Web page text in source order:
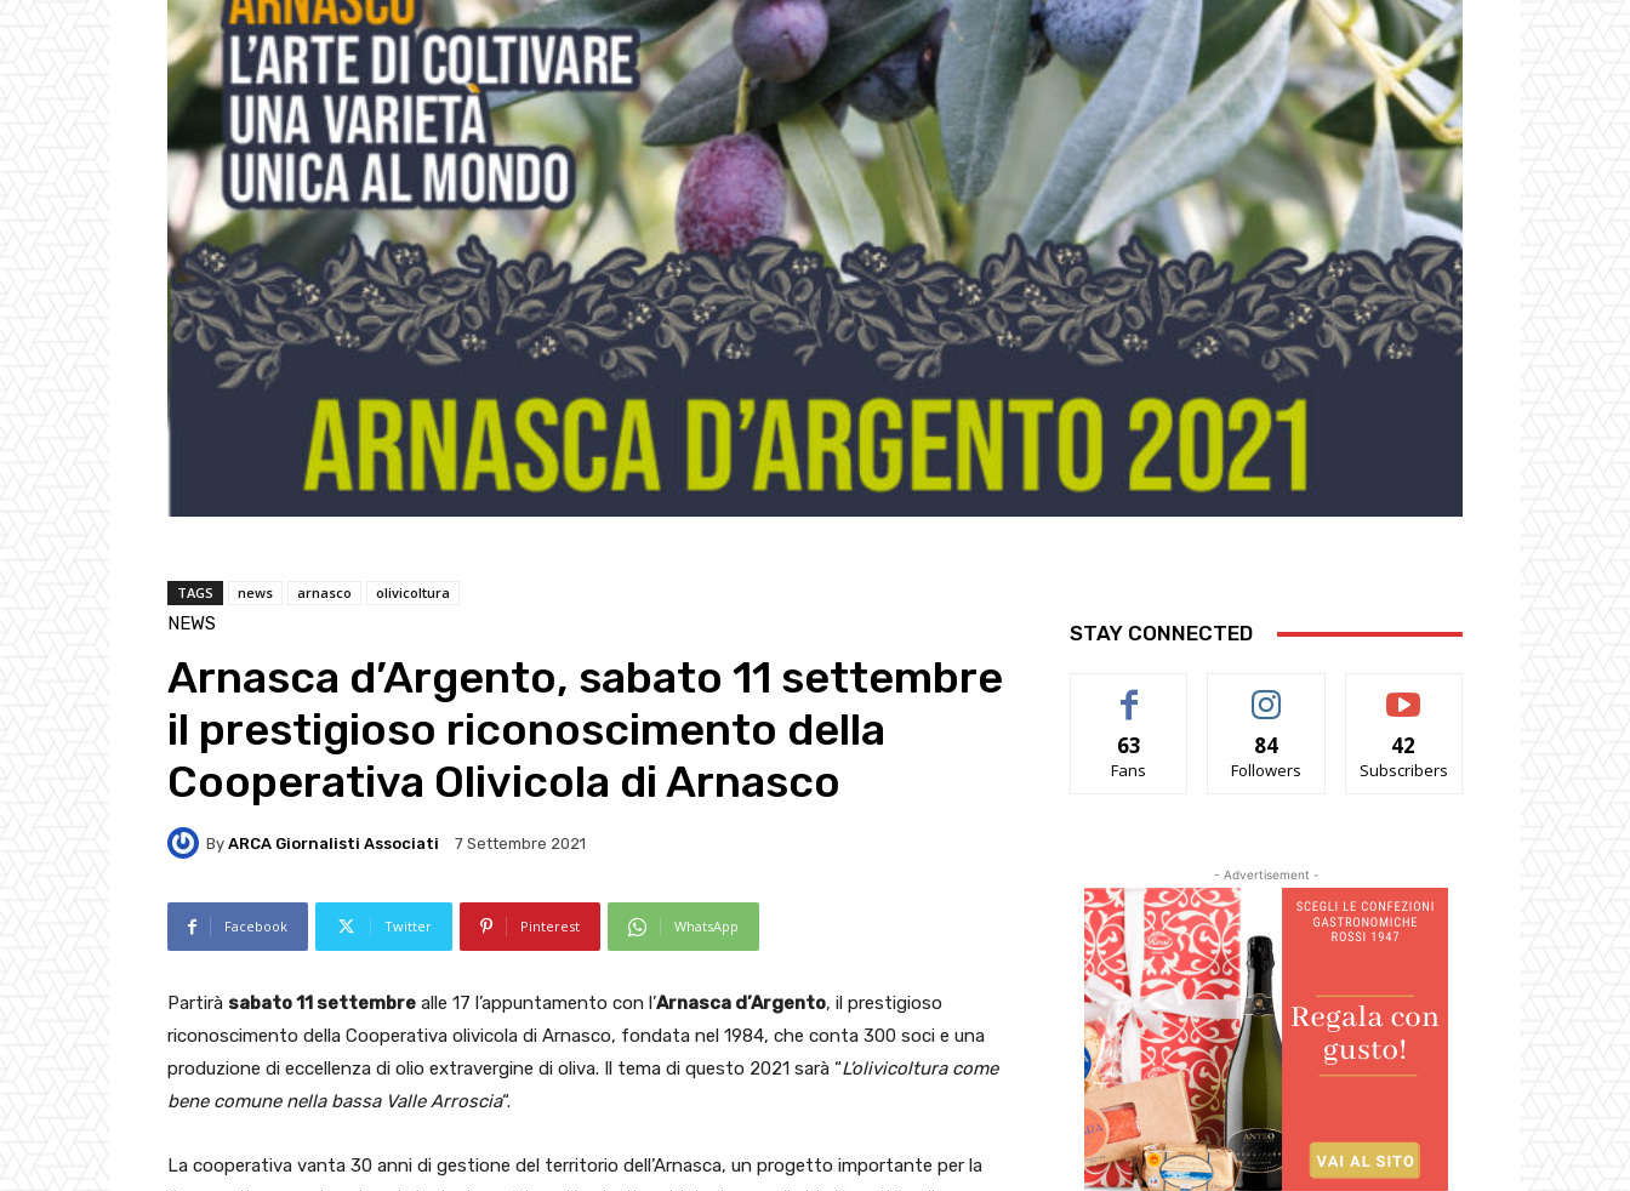
TAGS news arnasco olivicoltura
NEWS
Arnasca d’Argento, sabato 11 settembre
il prestigioso riconoscimento della
Cooperativa Olivicola di Arnasco
By ARCA Giornalisti Associati 7 Settembre 2021
Facebook Twitter Pinterest WhatsApp
Partirà sabato 11 settembre alle 17 l’appuntamento con l’Arnasca d’Argento, il prestigioso
riconoscimento della Cooperativa olivicola di Arnasco, fondata nel 1984, che conta 300 soci e una
produzione di eccellenza di olio extravergine di oliva. Il tema di questo 2021 sarà “L’olivicoltura come
bene comune nella bassa Valle Arroscia“.
La cooperativa vanta 30 anni di gestione del territorio dell’Arnasca, un progetto importante per la
STAY CONNECTED
63
Fans
84
Followers
42
Subscribers
- Advertisement -